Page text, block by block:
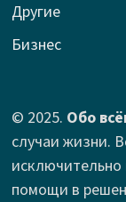
Другие
Бизнес
© 2025. Обо
случаи жизни.
помощи в